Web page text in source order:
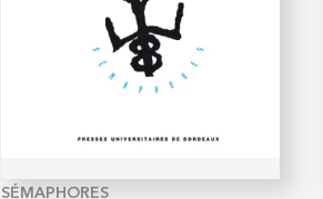
SÉMAPHORES